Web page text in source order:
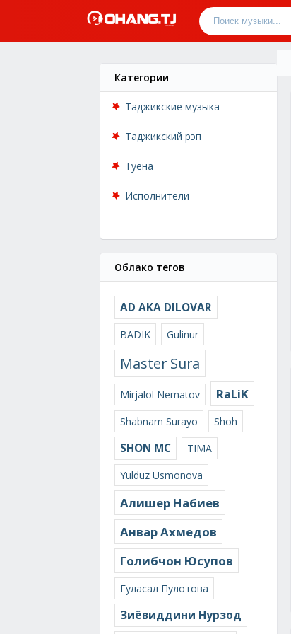
Категории
Таджикские музыка
Таджикский рэп
Туёна
Исполнители
Облако тегов
AD AKA DILOVAR
BADIK Gulinur
Master Sura
Mirjalol Nematov RaLiK
Shabnam Surayo Shoh
SHON MC
TIMA
Yulduz Usmonova
Алишер Набиев
Анвар Ахмедов
Голибчон Юсупов
Гуласал Пулотова
Зиёвиддини Нурзод